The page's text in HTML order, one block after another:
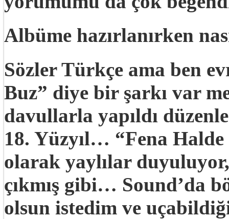
Albüme hazırlanırken
Sözler Türkçe ama ben
Buz” diye bir şarkı var
davullarla yapıldı
18. Yüzyıl… “Fena Halde
olarak yaylılar
çıkmış gibi… Sound’da
olsun istedim ve